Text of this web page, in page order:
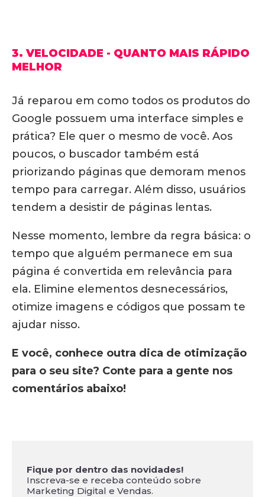
3. VELOCIDADE - QUANTO MAIS RÁPIDO
MELHOR
Já reparou em como todos os produtos do
Google possuem uma interface simples e
prática? Ele quer o mesmo de você. Aos
poucos, o buscador também está
priorizando páginas que demoram menos
tempo para carregar. Além disso, usuários
tendem a desistir de páginas lentas.
Nesse momento, lembre da regra básica: o
tempo que alguém permanece em sua
página é convertida em relevância para
ela. Elimine elementos desnecessários,
otimize imagens e códigos que possam te
ajudar nisso.
E você, conhece outra dica de otimização
para o seu site? Conte para a gente nos
comentários abaixo!
Fique por dentro das novidades!
Inscreva-se e receba conteúdo sobre
Marketing Digital e Vendas.